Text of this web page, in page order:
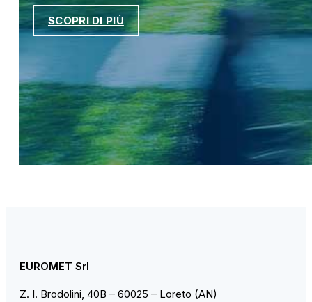
SCOPRI DI PIÙ
EUROMET Srl
Z. I. Brodolini, 40B – 60025 – Loreto (AN)